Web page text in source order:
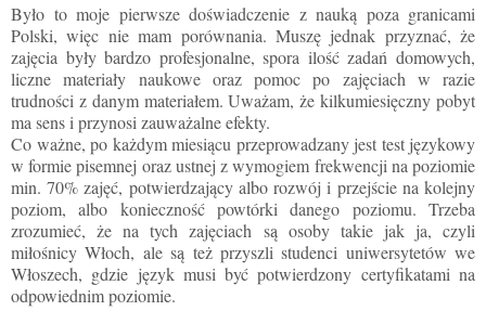
Było to moje pierwsze doświadczenie z nauką poza granicami
Polski, więc nie mam porównania. Muszę jednak przyznać, że
zajęcia były bardzo profesjonalne, spora ilość zadań domowych,
liczne materiały naukowe oraz pomoc po zajęciach w razie
trudności z danym materiałem. Uważam, że kilkumiesięczny pobyt
ma sens i przynosi zauważalne efekty.
Co ważne, po każdym miesiącu przeprowadzany jest test językowy
w formie pisemnej oraz ustnej z wymogiem frekwencji na poziomie
min. 70% zajęć, potwierdzający albo rozwój i przejście na kolejny
poziom, albo konieczność powtórki danego poziomu. Trzeba
zrozumieć, że na tych zajęciach są osoby takie jak ja, czyli
miłośnicy Włoch, ale są też przyszli studenci uniwersytetów we
Włoszech, gdzie język musi być potwierdzony certyfikatami na
odpowiednim poziomie.